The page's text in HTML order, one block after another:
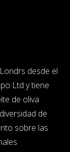
desde el
Ltd y tiene
de oliva
de
sobre las